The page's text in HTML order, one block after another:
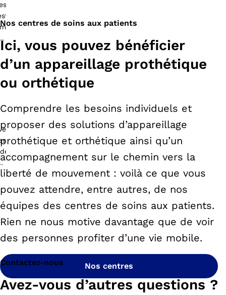
Nos centres de soins aux patients
Ici, vous pouvez bénéficier
d’un appareillage prothétique
ou orthétique
Comprendre les besoins individuels et
proposer des solutions d’appareillage
prothétique et orthétique ainsi qu’un
accompagnement sur le chemin vers la
liberté de mouvement : voilà ce que vous
pouvez attendre, entre autres, de nos
équipes des centres de soins aux patients.
Rien ne nous motive davantage que de voir
des personnes profiter d’une vie mobile.
Nos centres
Contactez-nous
Avez-vous d’autres questions ?